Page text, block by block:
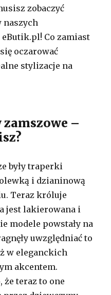
zobaczyć
Co zamiast
oczarować
stylizacje na
–
były traperki
i dzianinową
Teraz króluje
jest lakierowana i
modele powstały na
uwzględniać to
w eleganckich
akcentem.
że teraz to one